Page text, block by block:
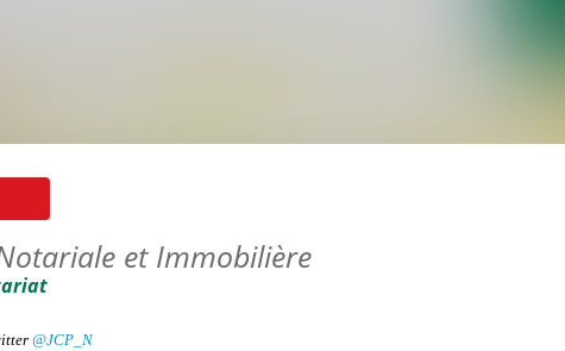
et Immobilière
@JCP_N